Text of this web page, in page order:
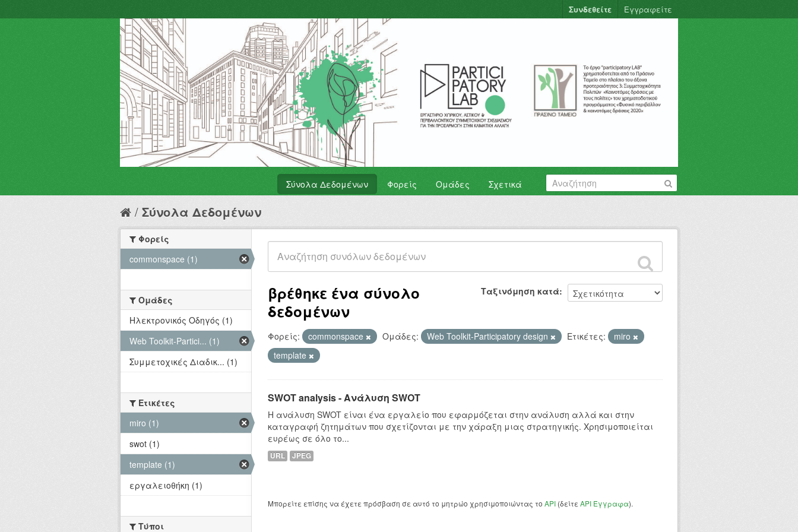
Συνδεθείτε Εγγραφείτε
Σύνολα Δεδομένων Φορείς Ομάδες Σχετικά
Σύνολα Δεδομένων
Ταξινόμηση κατά
βρέθηκε ένα σύνολο
δεδομένων
Φορείς: commonspace Ομάδες: Web Toolkit-Participatory design Ετικέτες:
miro
template
SWOT analysis - Ανάλυση SWOT
Η ανάλυση SWOT είναι ένα εργαλείο που εφαρμόζεται στην ανάλυση αλλά και στην
καταγραφή ζητημάτων που σχετίζονται με την χάραξη μιας στρατηγικής. Χρησιμοποιείται
ευρέως σε όλο το...
URL JPEG
Μπορείτε επίσης να έχετε πρόσβαση σε αυτό το μητρώο χρησιμοποιώντας το API (δείτε API Έγγραφα).
Φορείς
commonspace (1)
Ομάδες
Hλεκτρονικός Οδηγός (1)
Web Toolkit-Partici... (1)
Συμμετοχικές Διαδικ... (1)
Ετικέτες
miro (1)
swot (1)
template (1)
εργαλειοθήκη (1)
Τύποι